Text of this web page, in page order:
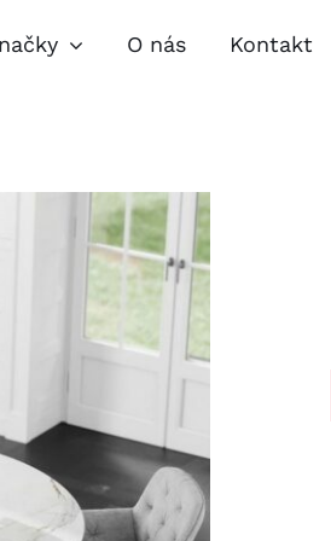
Zahradní nábytek
O nás Kontakt